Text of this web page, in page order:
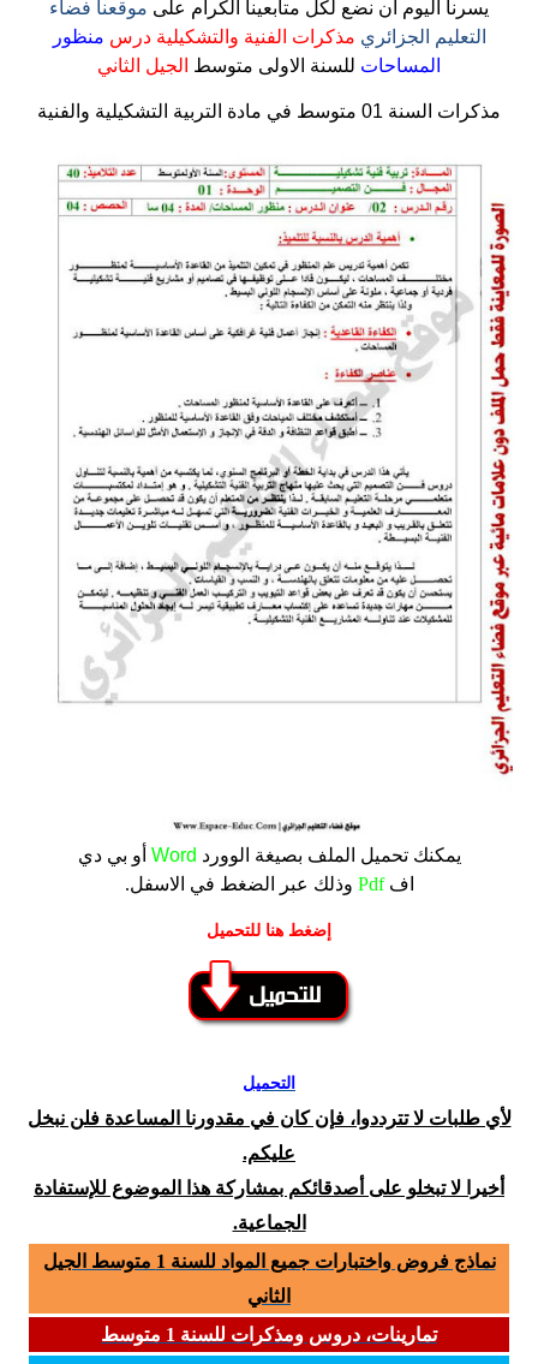
يسرنا اليوم أن نضع لكل متابعينا الكرام على موقعنا فضاء
التعليم الجزائري مذكرات الفنية والتشكيليةدرس منظور
المساحات للسنة الاولى متوسط الجيل الثاني
مذكرات السنة 01 متوسط في مادة التربية التشكيلية والفنية
يمكنك تحميل الملف بصيغة الوورد Word أو بي دي
افPdf وذلك عبر الضغط في الاسفل.
إضغط هنا للتحميل
التحميل
لأي طلبات لا تترددوا، فإن كان في مقدورنا المساعدة فلن نبخل
عليكم.
أخيرا لا تبخلو على أصدقائكم بمشاركة هذا الموضوع للإستفادة
الجماعية.
نماذج فروض واختبارات جميع المواد للسنة 1 متوسط الجيل
الثاني
تمارينات، دروس ومذكرات للسنة 1 متوسط